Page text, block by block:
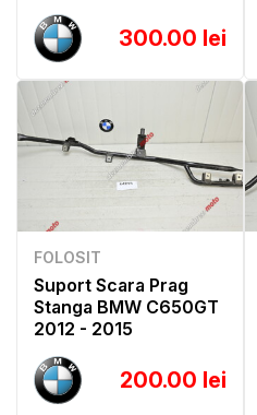
300.00 lei
FOLOSIT
Suport Scara Prag
Stanga BMW C650GT
2012 - 2015
200.00 lei